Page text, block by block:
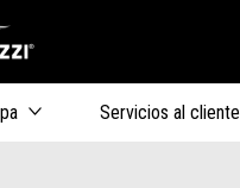
Servicios al cliente